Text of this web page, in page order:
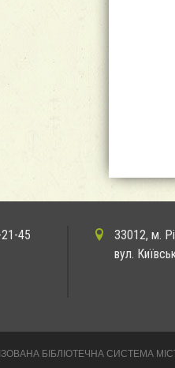
45
33012, м.
вул.
БІБЛІОТЕЧНА СИСТЕМА